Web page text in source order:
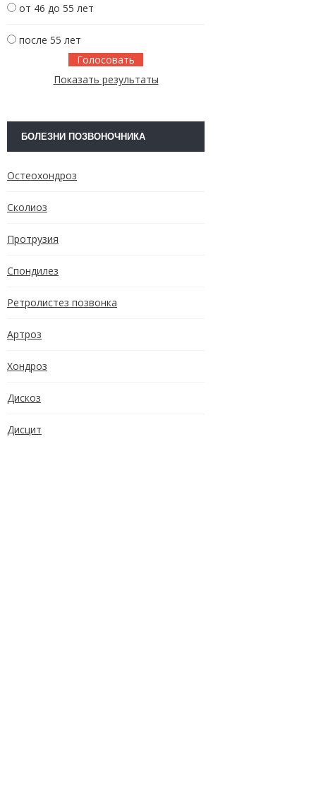
от 46 до 55 лет
после 55 лет
Показать результаты
БОЛЕЗНИ ПОЗВОНОЧНИКА
Остеохондроз
Сколиоз
Протрузия
Спондилез
Ретролистез позвонка
Артроз
Хондроз
Дискоз
Дисцит